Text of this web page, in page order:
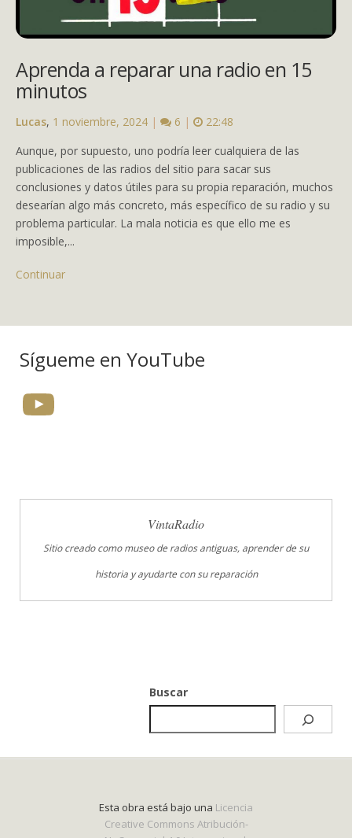
Aprenda a reparar una radio en 15
minutos
Lucas, 1 noviembre, 2024 | 6 |
22:48
Aunque, por supuesto, uno podría leer cualquiera de las
publicaciones de las radios del sitio para sacar sus
conclusiones y datos útiles para su propia reparación, muchos
desearían algo más concreto, más específico de su radio y su
problema particular. La mala noticia es que ello me es
imposible,...
Continuar
Sígueme en YouTube
YouTube
VintaRadio
Sitio creado como museo de radios antiguas, aprender de su
historia y ayudarte con su reparación
Buscar
Esta obra está bajo una Licencia
Creative Commons Atribución-